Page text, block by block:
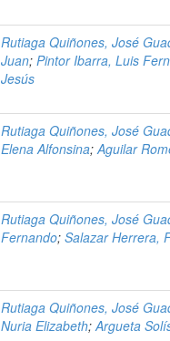
Rutiaga Quiñones, José
Juan; Pintor Ibarra, Luis
Jesús
Rutiaga Quiñones, José
Elena Alfonsina;Aguilar
Rutiaga Quiñones, José
Fernando; Salazar Herrera,
Rutiaga Quiñones, José
Nuria Elizabeth;Argueta